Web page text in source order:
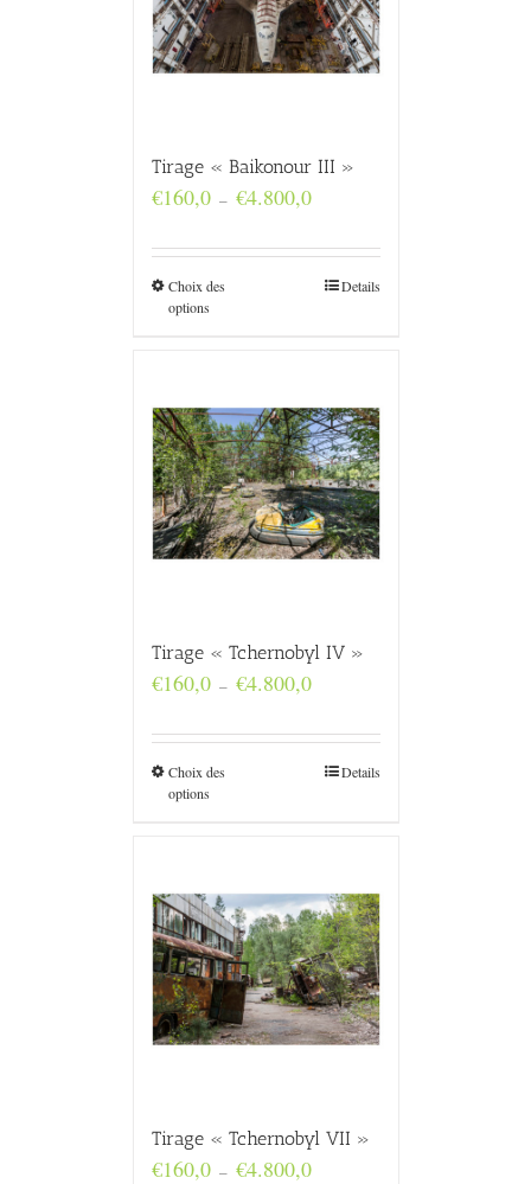
Tirage « Baikonour III »
€160,0 – €4.800,0Plage
€160,0
Choix des
options
Details
Tirage « Tchernobyl IV »
€160,0 – €4.800,0Plage
€160,0
Choix des
options
Details
Tirage « Tchernobyl VII »
€160,0 – €4.800,0Plage